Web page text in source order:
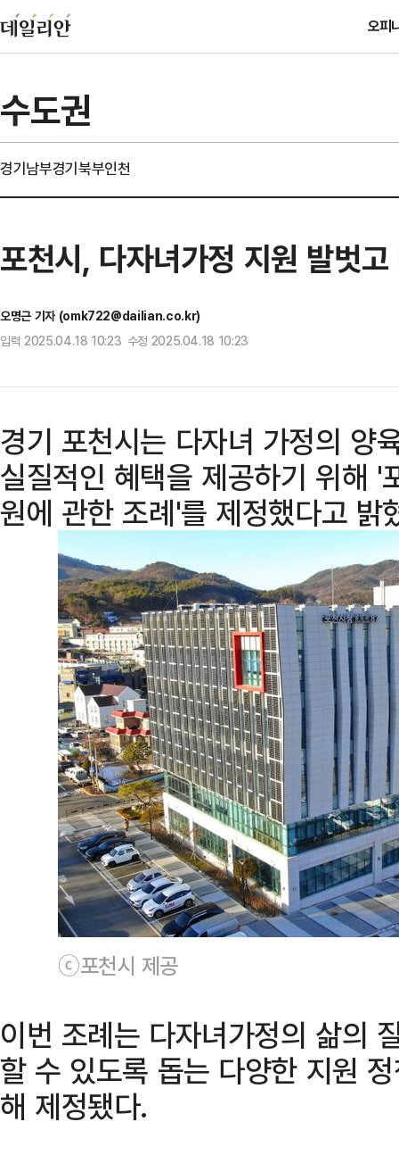
오피
수도권
경기남부경기북부인천
포천시, 다자녀가정 지원 발벗
오명근 기자 (omk722@dailian.co.kr)
입력 2025.04.18 10:23 수정 2025.04.18 10:23
경기 포천시는 다자녀 가정의 양
실질적인 혜택을 제공하기 위해 '
원에 관한 조례'를 제정했다고 밝
ⓒ포천시 제공
이번 조례는 다자녀가정의 삶의
할 수 있도록 돕는 다양한 지원
해 제정됐다.